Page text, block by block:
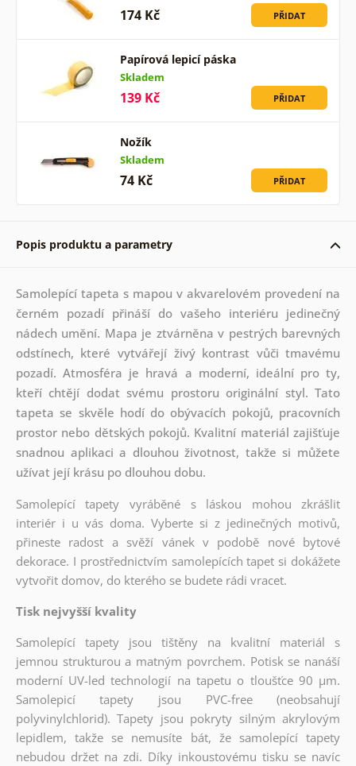
174 Kč PŘIDAT
Papírová lepicí páska
Skladem
139 Kč PŘIDAT
Nožík
Skladem
74 Kč PŘIDAT
Popis produktu a parametry
Samolepící tapeta s mapou v akvarelovém provedení na
černém pozadí přináší do vašeho interiéru jedinečný
nádech umění. Mapa je ztvárněna v pestrých barevných
odstínech, které vytvářejí živý kontrast vůči tmavému
pozadí. Atmosféra je hravá a moderní, ideální pro ty,
kteří chtějí dodat svému prostoru originální styl. Tato
tapeta se skvěle hodí do obývacích pokojů, pracovních
prostor nebo dětských pokojů. Kvalitní materiál zajišťuje
snadnou aplikaci a dlouhou životnost, takže si můžete
užívat její krásu po dlouhou dobu.
Samolepící tapety vyráběné s láskou mohou zkrášlit
interiér i u vás doma. Vyberte si z jedinečných motivů,
přineste radost a svěží vánek v podobě nové bytové
dekorace. I prostřednictvím samolepících tapet si dokážete
vytvořit domov, do kterého se budete rádi vracet.
Tisk nejvyšší kvality
Samolepící tapety jsou tištěny na kvalitní materiál s
jemnou strukturou a matným povrchem. Potisk se nanáší
moderní UV-led technologií na tapetu o tloušťce 90 µm.
Samolepicí tapety jsou PVC-free (neobsahují
polyvinylchlorid). Tapety jsou pokryty silným akrylovým
lepidlem, takže se nemusíte bát, že samolepící tapety
nebudou držet na zdi. Díky inkoustovému tisku se navíc